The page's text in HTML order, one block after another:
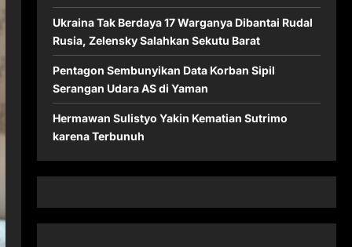
Ukraina Tak Berdaya 17 Warganya Dibantai Rudal
Rusia, Zelensky Salahkan Sekutu Barat
Pentagon Sembunyikan Data Korban Sipil
Serangan Udara AS di Yaman
Hermawan Sulistyo Yakin Kematian Sutrimo
karena Terbunuh